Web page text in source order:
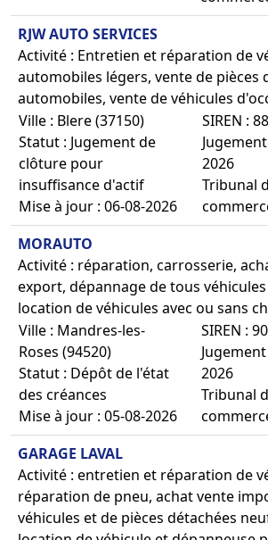
RJW AUTO SERVICES
Activité : Entretien et réparation de
automobiles légers, vente de pièces
automobiles, vente de véhicules
Ville : Blere (37150)
Statut : Jugement de
clôture pour
insuffisance d'actif
Mise à jour : 06-08-2026
SIREN :
2026
Tribunal
MORAUTO
Activité : réparation, carrosserie,
export, dépannage de tous
location de véhicules avec ou sans
Ville : Mandres-les-
Roses (94520)
Statut : Dépôt de l'état
des créances
Mise à jour : 05-08-2026
SIREN :
2026
Tribunal
GARAGE LAVAL
Activité : entretien et réparation de
réparation de pneu, achat vente
véhicules et de pièces détachées